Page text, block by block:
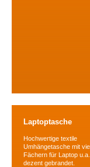
Laptoptasche
Hochwertige textile
Umhängetasche mit
Fächern für Laptop
dezent gebrandet.